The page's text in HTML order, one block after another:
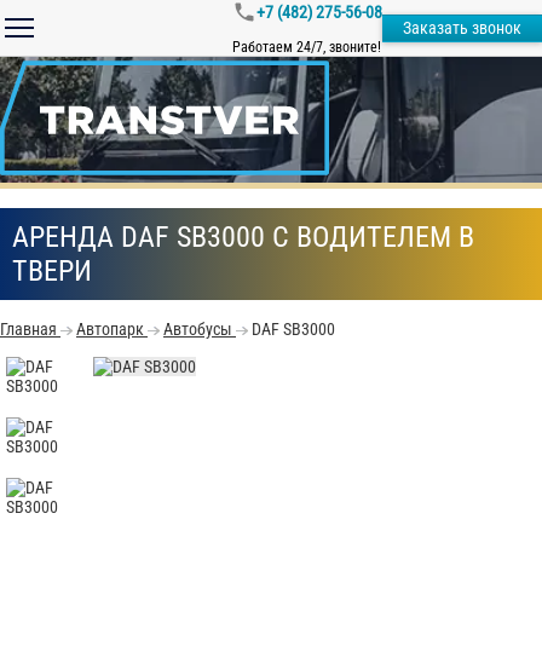
+7 (482) 275-56-08
Работаем 24/7, звоните!
Заказать звонок
АРЕНДА DAF SB3000 С ВОДИТЕЛЕМ В
ТВЕРИ
Главная Автопарк Автобусы DAF SB3000